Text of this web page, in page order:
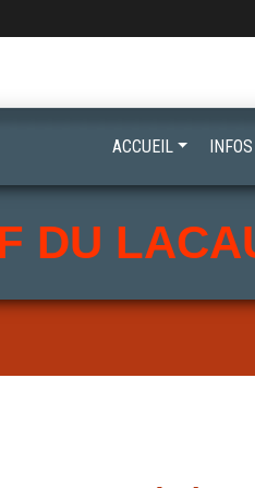
DU
ACCUEIL